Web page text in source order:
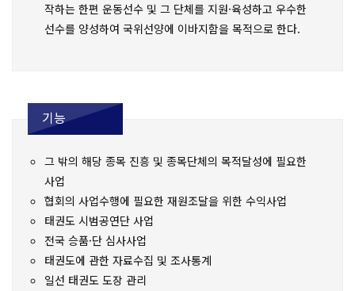
작하는 한편 운동선수 및 그 단체를 지원·육성하고 우수한
선수를 양성하여 국위선양에 이바지함을 목적으로 한다.
기능
그 밖의 해당 종목 진흥 및 종목단체의 목적달성에 필요한
사업
협회의 사업수행에 필요한 재원조달을 위한 수익사업
태권도 시범공연단 사업
전국 승품·단 심사사업
태권도에 관한 자료수집 및 조사통계
일선 태권도 도장 관리